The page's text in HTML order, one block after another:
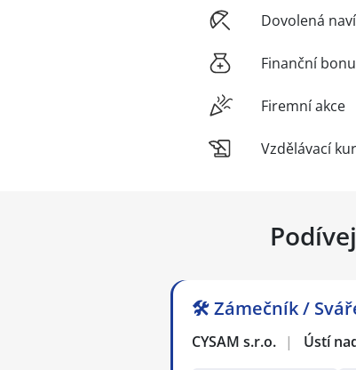
Dovolená
Finanční
Firemní akce
Vzdělávací
🛠️ Zámečník /
CYSAM s.r.o. | Ústí